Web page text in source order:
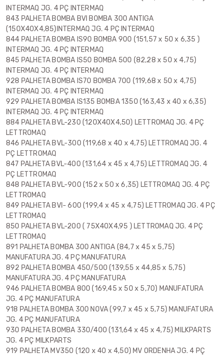
INTERMAQ JG. 4 PÇ INTERMAQ
843 PALHETA BOMBA BVI BOMBA 300 ANTIGA
(150X40X4,85)INTERMAQ JG. 4 PÇ INTERMAQ
844 PALHETA BOMBA IS90 BOMBA 900 (151,57 x 50 x 6,35 )
INTERMAQ JG. 4 PÇ INTERMAQ
845 PALHETA BOMBA IS50 BOMBA 500 (82,28 x 50 x 4,75)
INTERMAQ JG. 4 PÇ INTERMAQ
928 PALHETA BOMBA IS70 BOMBA 700 (119,68 x 50 x 4,75)
INTERMAQ JG. 4 PÇ INTERMAQ
929 PALHETA BOMBA IS135 BOMBA 1350 (163,43 x 40 x 6,35)
INTERMAQ JG. 4 PÇ INTERMAQ
884 PALHETA BVL-230 (120X40X4,50) LETTROMAQ JG. 4 PÇ
LETTROMAQ
846 PALHETA BVL-300 (119,68 x 40 x 4,75) LETTROMAQ JG. 4
PÇ LETTROMAQ
847 PALHETA BVL-400 (131,64 x 45 x 4,75) LETTROMAQ JG. 4
PÇ LETTROMAQ
848 PALHETA BVL-900 (152 x 50 x 6,35) LETTROMAQ JG. 4 PÇ
LETTROMAQ
849 PALHETA BVI- 600 (199,4 x 45 x 4,75) LETTROMAQ JG. 4 PÇ
LETTROMAQ
850 PALHETA BVL-200 ( 75X40X4,95 ) LETTROMAQ JG. 4 PÇ
LETTROMAQ
891 PALHETA BOMBA 300 ANTIGA (84,7 x 45 x 5,75)
MANUFATURA JG. 4 PÇ MANUFATURA
892 PALHETA BOMBA 450/500 (139,55 x 44,85 x 5,75)
MANUFATURA JG. 4 PÇ MANUFATURA
946 PALHETA BOMBA 800 (169,45 x 50 x 5,70) MANUFATURA
JG. 4 PÇ MANUFATURA
918 PALHETA BOMBA 300 NOVA (99,7 x 45 x 5,75) MANUFATURA
JG. 4 PÇ MANUFATURA
930 PALHETA BOMBA 330/400 (131,64 x 45 x 4,75) MILKPARTS
JG. 4 PÇ MILKPARTS
919 PALHETA MV350 (120 x 40 x 4,50) MV ORDENHA JG. 4 PÇ